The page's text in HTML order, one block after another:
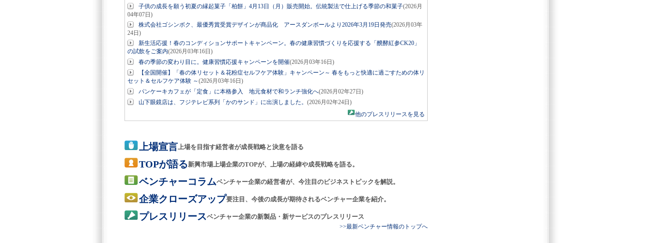
子供の成長を願う初夏の縁起菓子「柏餅」4月13日（月）販売開始。伝統製法で仕上げる季節の和菓子(2026月
04年07日)
株式会社ゴシンボク、最優秀賞受賞デザインが商品化 アースダンボールより2026年3月19日発売(2026月03年
24日)
新生活応援！春のコンディションサポートキャンペーン。春の健康習慣づくりを応援する「醗酵紅参CK20」
の試飲をご案内(2026月03年16日)
春の季節の変わり目に。健康習慣応援キャンペーンを開催(2026月03年16日)
【全国開催】「春の体リセット＆花粉症セルフケア体験」キャンペーン～ 春をもっと快適に過ごすための体リ
セット＆セルフケア体験 ～(2026月03年16日)
パンケーキカフェが「定食」に本格参入 地元食材で和ランチ強化へ(2026月02年27日)
山下眼鏡店は、フジテレビ系列「かのサンド」に出演しました。 (2026月02年24日)
他のプレスリリースを見る
上場宣言上場を目指す経営者が成長戦略と決意を語る
TOPが語る新興市場上場企業のTOPが、上場の経緯や成長戦略を語る。
ベンチャーコラムベンチャー企業の経営者が、今注目のビジネストピックを解説。
企業クローズアップ要注目、今後の成長が期待されるベンチャー企業を紹介。
プレスリリースベンチャー企業の新製品・新サービスのプレスリリース
>>最新ベンチャー情報のトップへ